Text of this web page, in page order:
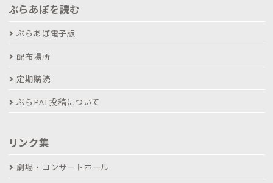
ぶらあぼを読む
ぶらあぼ電子版
配布場所
定期購読
ぶらPAL投稿について
リンク集
劇場・コンサートホール